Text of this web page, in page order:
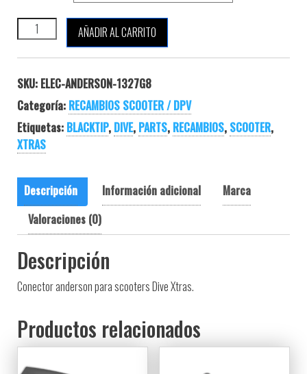
DIVE XTRAS CONECTOR ANDERSON cantidad
AÑADIR AL CARRITO
SKU: ELEC-ANDERSON-1327G8
Categoría: RECAMBIOS SCOOTER / DPV
Etiquetas: BLACKTIP, DIVE, PARTS, RECAMBIOS, SCOOTER,
XTRAS
Descripción Información adicional
Marca
Valoraciones (0)
Descripción
Conector anderson para scooters Dive Xtras.
Productos relacionados